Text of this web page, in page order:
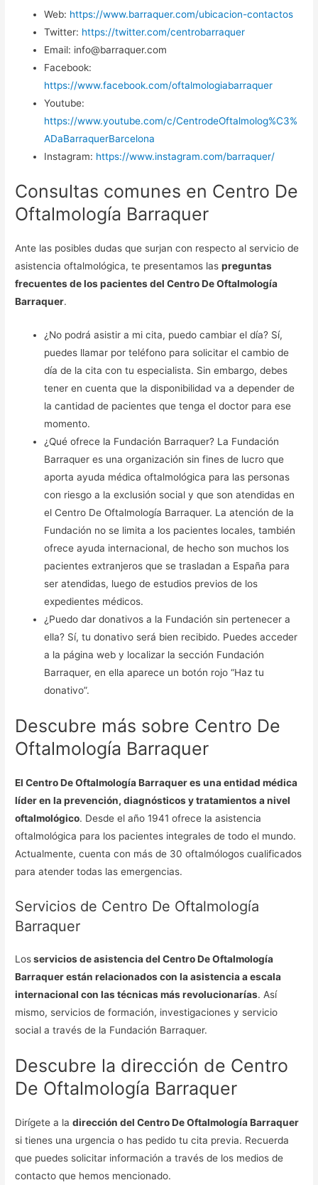
Web: https://www.barraquer.com/ubicacion-contactos
Twitter: https://twitter.com/centrobarraquer
Email: info@barraquer.com
Facebook:
https://www.facebook.com/oftalmologiabarraquer
Youtube:
https://www.youtube.com/c/CentrodeOftalmolog%C3%
ADaBarraquerBarcelona
Instagram: https://www.instagram.com/barraquer/
Consultas comunes en Centro De
Oftalmología Barraquer
Ante las posibles dudas que surjan con respecto al servicio de
asistencia oftalmológica, te presentamos laspreguntas
frecuentes de los pacientes del Centro De Oftalmología
Barraquer.
¿No podrá asistir a mi cita, puedo cambiar el día? Sí,
puedes llamar por teléfono para solicitar el cambio de
día de la cita con tu especialista. Sin embargo, debes
tener en cuenta que la disponibilidad va a depender de
la cantidad de pacientes que tenga el doctor para ese
momento.
¿Qué ofrece la Fundación Barraquer? La Fundación
Barraquer es una organización sin fines de lucro que
aporta ayuda médica oftalmológica para las personas
con riesgo a la exclusión social y que son atendidas en
el Centro De Oftalmología Barraquer. La atención de la
Fundación no se limita a los pacientes locales, también
ofrece ayuda internacional, de hecho son muchos los
pacientes extranjeros que se trasladan a España para
ser atendidas, luego de estudios previos de los
expedientes médicos.
¿Puedo dar donativos a la Fundación sin pertenecer a
ella? Sí, tu donativo será bien recibido. Puedes acceder
a la página web y localizar la sección Fundación
Barraquer, en ella aparece un botón rojo “Haz tu
donativo”.
Descubre más sobre Centro De
Oftalmología Barraquer
El Centro De Oftalmología Barraquer es una entidad médica
líder en la prevención, diagnósticos y tratamientos a nivel
oftalmológico. Desde el año 1941 ofrece la asistencia
oftalmológica para los pacientes integrales de todo el mundo.
Actualmente, cuenta con más de 30 oftalmólogos cualificados
para atender todas las emergencias.
Servicios de Centro De Oftalmología
Barraquer
Losservicios de asistencia del Centro De Oftalmología
Barraquer están relacionados con la asistencia a escala
internacional con las técnicas más revolucionarías. Así
mismo, servicios de formación, investigaciones y servicio
social a través de la Fundación Barraquer.
Descubre la dirección de Centro
De Oftalmología Barraquer
Dirígete a ladirección del Centro De Oftalmología Barraquer
si tienes una urgencia o has pedido tu cita previa. Recuerda
que puedes solicitar información a través de los medios de
contacto que hemos mencionado.